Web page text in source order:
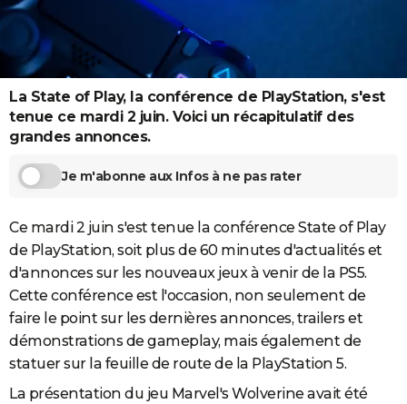
Destinations
City break
Voyage nature
Voyage de noces
Forum
ClimatPHOTO
GUIDES D'ACHAT
BONS PLANS
CARTE DE VOEUX
Carte de Noël
Carte Bonne année
Carte Saint-Valentin
Carte Pâques
Carte d'anniversaire
DICTIONNAIRE
COPAINS D'AVANT
S'inscrire
Se connecter
Lycées
Collèges
Primaires
Universités
Entreprises
Service militaire
Avis de recherche
AVIS DE DÉCÈS
FORUM
Bricolage
Lifestyle
Culture
Sport
Auto
Television
Voyage
Cinema
La State of Play, la conférence de PlayStation, s'est
tenue ce mardi 2 juin. Voici un récapitulatif des
grandes annonces.
Je m'abonne aux Infos à ne pas rater
Ce mardi 2 juin s'est tenue la conférence State of Play
de PlayStation, soit plus de 60 minutes d'actualités et
d'annonces sur les nouveaux jeux à venir de la PS5.
Cette conférence est l'occasion, non seulement de
faire le point sur les dernières annonces, trailers et
démonstrations de gameplay, mais également de
statuer sur la feuille de route de la PlayStation 5.
La présentation du jeu Marvel's Wolverine avait été